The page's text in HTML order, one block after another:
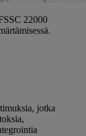
22000
jotka